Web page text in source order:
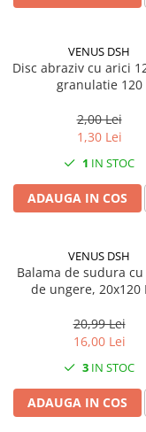
VENUS DSH
Disc abraziv cu arici
granulatie 120
2,00 Lei
1,30 Lei
1 IN STOC
ADAUGA IN COS
VENUS DSH
Balama de sudura
de ungere, 20x120
20,99 Lei
16,00 Lei
3 IN STOC
ADAUGA IN COS